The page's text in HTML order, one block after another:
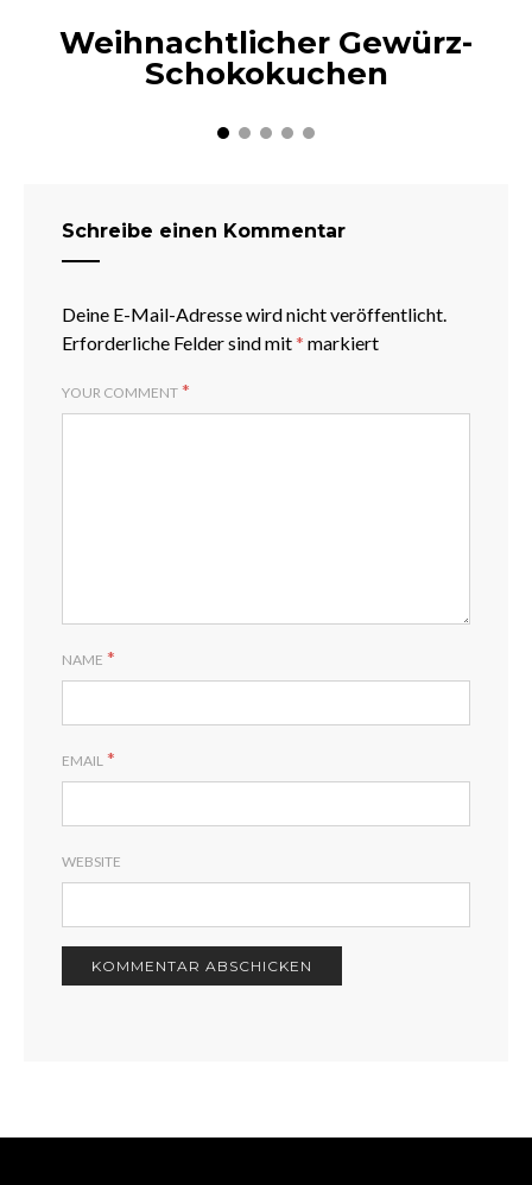
Weihnachtlicher Gewürz-
Schokokuchen
Schreibe einen Kommentar
Deine E-Mail-Adresse wird nicht veröffentlicht.
Erforderliche Felder sind mit* markiert
YOUR COMMENT *
NAME *
EMAIL *
WEBSITE